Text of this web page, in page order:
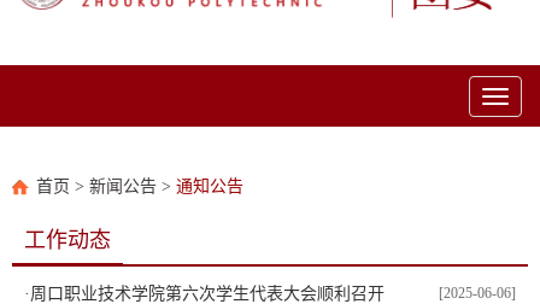
Toggle
首页 > 新闻公告 > 通知公告
工作动态
[2025-06-06]
· 周口职业技术学院第六次学生代表大会顺利召开